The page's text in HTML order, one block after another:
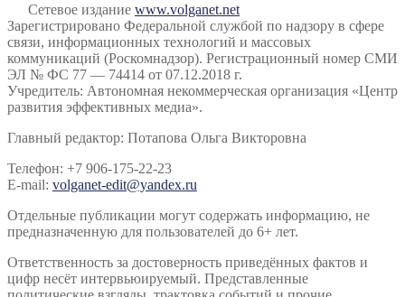
Сетевое издание www.volganet.net
Зарегистрировано Федеральной службой по надзору в сфере
связи, информационных технологий и массовых
коммуникаций (Роскомнадзор). Регистрационный номер СМИ
ЭЛ № ФС 77 — 74414 от 07.12.2018 г.
Учредитель: Автономная некоммерческая организация «Центр
развития эффективных медиа».
Главный редактор: Потапова Ольга Викторовна
Телефон: +7 906-175-22-23
E-mail: volganet-edit@yandex.ru
Отдельные публикации могут содержать информацию, не
предназначенную для пользователей до 6+ лет.
Ответственность за достоверность приведённых фактов и
цифр несёт интервьюируемый. Представленные